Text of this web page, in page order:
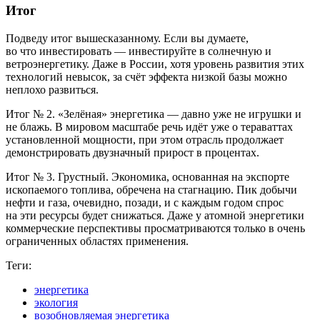
Итог
Подведу итог вышесказанному. Если вы думаете,
во что инвестировать — инвестируйте в солнечную и
ветроэнергетику. Даже в России, хотя уровень развития этих
технологий невысок, за счёт эффекта низкой базы можно
неплохо развиться.
Итог № 2. «Зелёная» энергетика — давно уже не игрушки и
не блажь. В мировом масштабе речь идёт уже о тераваттах
установленной мощности, при этом отрасль продолжает
демонстрировать двузначный прирост в процентах.
Итог № 3. Грустный. Экономика, основанная на экспорте
ископаемого топлива, обречена на стагнацию. Пик добычи
нефти и газа, очевидно, позади, и с каждым годом спрос
на эти ресурсы будет снижаться. Даже у атомной энергетики
коммерческие перспективы просматриваются только в очень
ограниченных областях применения.
Теги:
энергетика
экология
возобновляемая энергетика